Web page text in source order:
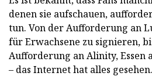
denen sie aufschauen,
tun. Von der Aufforderung an
für Erwachsene zu signieren,
Aufforderung an Alinity, Essen
– das Internet hat alles gesehen.